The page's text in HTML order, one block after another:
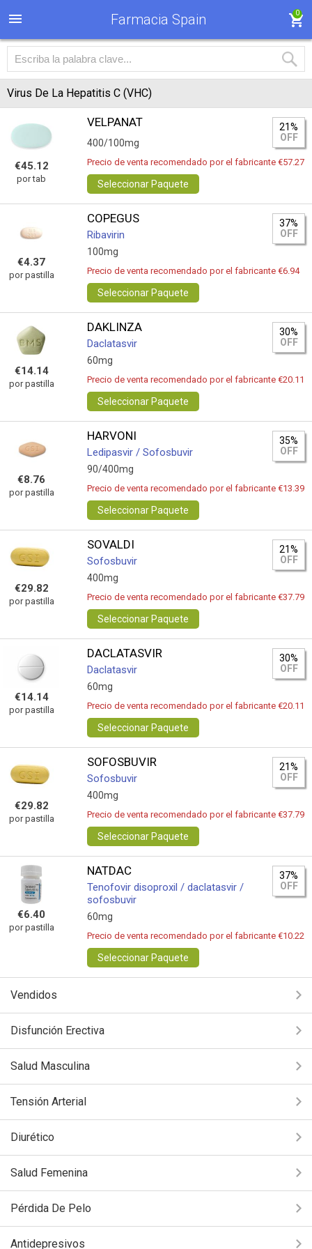
Farmacia Spain 0
Virus De La Hepatitis C (VHC)
€45.12
por tab
VELPANAT
400/100mg
21%
OFF
Precio de venta recomendado por el fabricante €57.27
Seleccionar Paquete
€4.37
por pastilla
COPEGUS
Ribavirin
100mg
37%
OFF
Precio de venta recomendado por el fabricante €6.94
Seleccionar Paquete
€14.14
por pastilla
DAKLINZA
Daclatasvir
60mg
30%
OFF
Precio de venta recomendado por el fabricante €20.11
Seleccionar Paquete
€8.76
por pastilla
HARVONI
Ledipasvir / Sofosbuvir
90/400mg
35%
OFF
Precio de venta recomendado por el fabricante €13.39
Seleccionar Paquete
€29.82
por pastilla
SOVALDI
Sofosbuvir
400mg
21%
OFF
Precio de venta recomendado por el fabricante €37.79
Seleccionar Paquete
€14.14
por pastilla
DACLATASVIR
Daclatasvir
60mg
30%
OFF
Precio de venta recomendado por el fabricante €20.11
Seleccionar Paquete
€29.82
por pastilla
SOFOSBUVIR
Sofosbuvir
400mg
21%
OFF
Precio de venta recomendado por el fabricante €37.79
Seleccionar Paquete
€6.40
por pastilla
NATDAC
Tenofovir disoproxil / daclatasvir /
sofosbuvir
60mg
37%
OFF
Precio de venta recomendado por el fabricante €10.22
Seleccionar Paquete
Vendidos
Disfunción Erectiva
Salud Masculina
Tensión Arterial
Diurético
Salud Femenina
Pérdida De Pelo
Antidepresivos